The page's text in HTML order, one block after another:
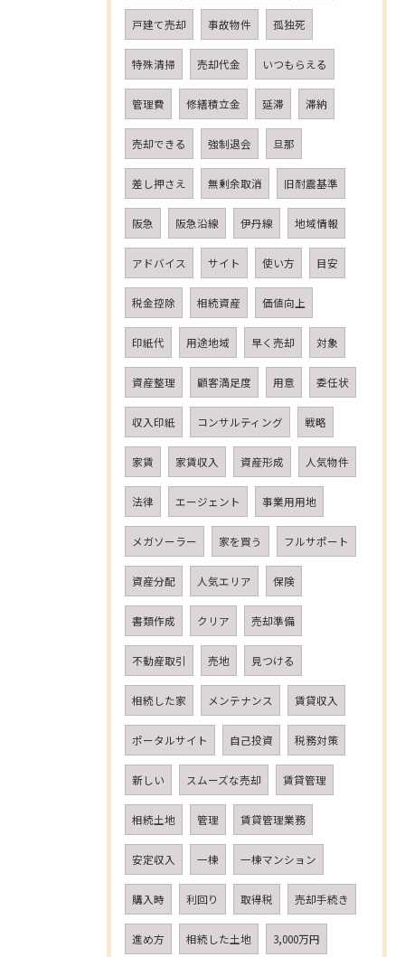
戸建て売却 事故物件 孤独死
特殊清掃 売却代金 いつもらえる
管理費 修繕積立金 延滞 滞納
売却できる 強制退会 旦那
差し押さえ 無剰余取消 旧耐震基準
阪急 阪急沿線 伊丹線 地域情報
アドバイス サイト 使い方 目安
税金控除 相続資産 価値向上
印紙代 用途地域 早く売却 対象
資産整理 顧客満足度 用意 委任状
収入印紙 コンサルティング 戦略
家賃 家賃収入 資産形成 人気物件
法律 エージェント 事業用用地
メガソーラー 家を買う フルサポート
資産分配 人気エリア 保険
書類作成 クリア 売却準備
不動産取引 売地 見つける
相続した家 メンテナンス 賃貸収入
ポータルサイト 自己投資 税務対策
新しい スムーズな売却 賃貸管理
相続土地 管理 賃貸管理業務
安定収入 一棟 一棟マンション
購入時 利回り 取得税 売却手続き
進め方 相続した土地 3,000万円